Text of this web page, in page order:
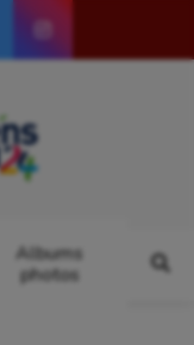
Albums
photos